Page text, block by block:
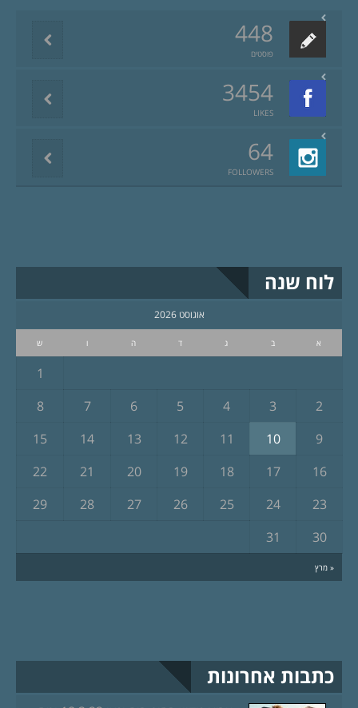
448
פוסטים
3454
LIKES
64
FOLLOWERS
לוח שנה
אוגוסט 2026
א ב ג ד ה ו ש
« מרץ
1
2
3
4
5
6
7
8
9
10
11
12
13
14
15
16
17
18
19
20
21
22
23
24
25
26
27
28
29
30
31
כתבות אחרונות